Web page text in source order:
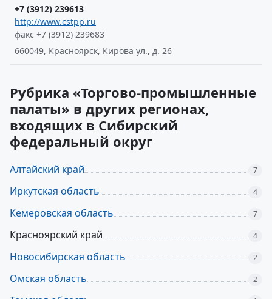
+7 (3912) 239613
http://www.cstpp.ru
факс +7 (3912) 239683
660049, Красноярск, Кирова ул., д. 26
Рубрика «Торгово-промышленные
палаты» в других регионах,
входящих в Сибирский
федеральный округ
Алтайский край 7
Иркутская область 4
Кемеровская область 7
Красноярский край 4
Новосибирская область 2
Омская область 2